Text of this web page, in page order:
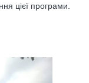
цієї програми.